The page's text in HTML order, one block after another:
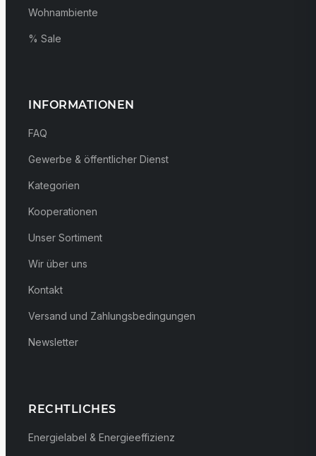
Wohnambiente
% Sale
INFORMATIONEN
FAQ
Gewerbe & öffentlicher Dienst
Kategorien
Kooperationen
Unser Sortiment
Wir über uns
Kontakt
Versand und Zahlungsbedingungen
Newsletter
RECHTLICHES
Energielabel & Energieeffizienz